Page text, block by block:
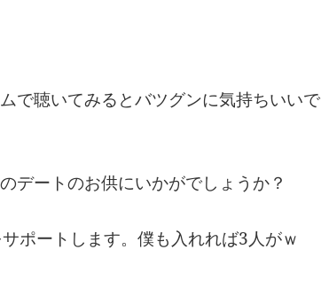
で聴いてみるとバツグンに気持ちいいで
デートのお供にいかがでしょうか？
ポートします。僕も入れれば3人がｗ